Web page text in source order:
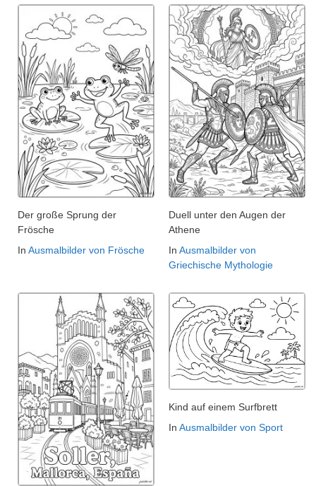
Der große Sprung der
Frösche
In Ausmalbilder von Frösche
Duell unter den Augen der
Athene
In Ausmalbilder von
Griechische Mythologie
Kind auf einem Surfbrett
In Ausmalbilder von Sport